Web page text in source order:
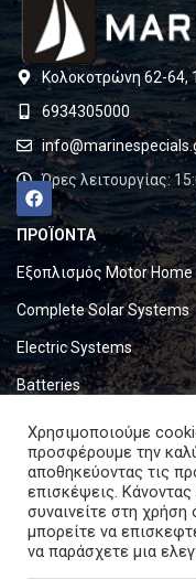
Κολοκοτρώνη 62-64,
6934305000
Ώρες λειτουργίας:
ΠΡΟΪΟΝΤΑ
Εξοπλισμός Motor Home
Complete Solar Systems
Electric Systems
Batteries
Set & Fold Solar Panels
Marine Equipment
Copyright
Χρησιμοποιούμε
προσφέρουμε την
αποθηκεύοντας τις
επισκέψεις.
συναινείτε στη
μπορείτε να
να παράσχετε μια